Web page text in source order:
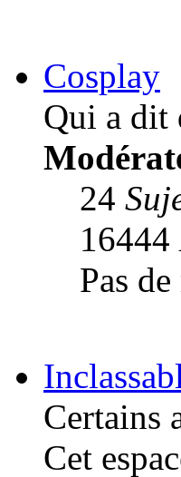
Cosplay
Qui a dit
24
16444
Pas de
Certains
Cet